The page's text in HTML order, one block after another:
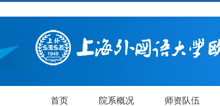
首页 院系概况 师资队伍